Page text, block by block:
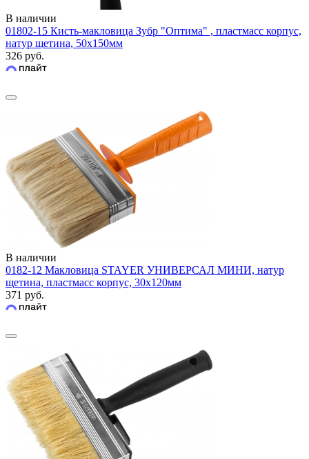
В наличии
01802-15 Кисть-макловица Зубр "Оптима" , пластмасс корпус,
натур щетина, 50х150мм
326 руб.
В наличии
0182-12 Макловица STAYER УНИВЕРСАЛ МИНИ, натур
щетина, пластмасс корпус, 30х120мм
371 руб.